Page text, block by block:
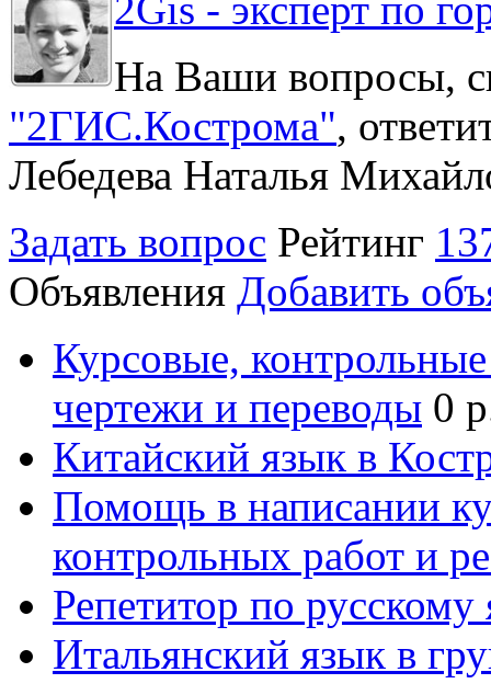
На Ваши вопросы,
"2ГИС.Кострома",
Лебедева Наталья
Задать вопрос Рейтинг
Объявления Добавить
Курсовые,
чертежи и переводы 0
Китайский язык в
Помощь в написании
контрольных работ и
Репетитор по русскому
Итальянский язык в